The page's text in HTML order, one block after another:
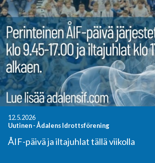
12.5.2026
Uutinen-Ådalens Idrottsförening
ÅIF-päivä ja iltajuhlat tällä viikolla